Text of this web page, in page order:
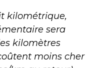
kilométrique,
sera
kilomètres
moins cher